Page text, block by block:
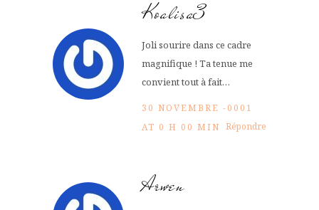
Koalisa3
Joli sourire dans ce cadre
magnifique ! Ta tenue me
convient tout à fait…
30 NOVEMBRE -0001
AT 0 H 00 MIN Répondre
Arwen